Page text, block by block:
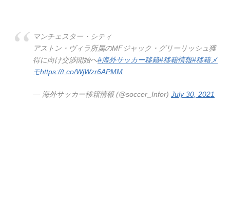
マンチェスター・シティ
アストン・ヴィラ所属のMFジャック・グリーリッシュ獲
得に向け交渉開始へ#海外サッカー移籍#移籍情報#移籍メ
モhttps://t.co/WjWzr6APMM
— 海外サッカー移籍情報 (@soccer_Infor) July 30, 2021